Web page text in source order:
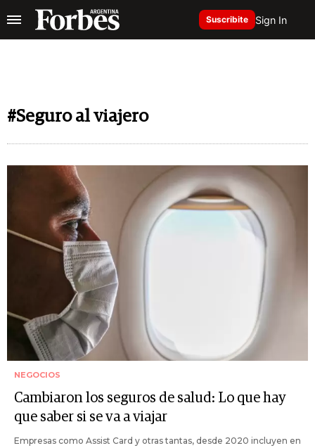
Suscribite Sign In
#Seguro al viajero
NEGOCIOS
Cambiaron los seguros de salud: Lo que hay
que saber si se va a viajar
Empresas como Assist Card y otras tantas, desde 2020 incluyen en